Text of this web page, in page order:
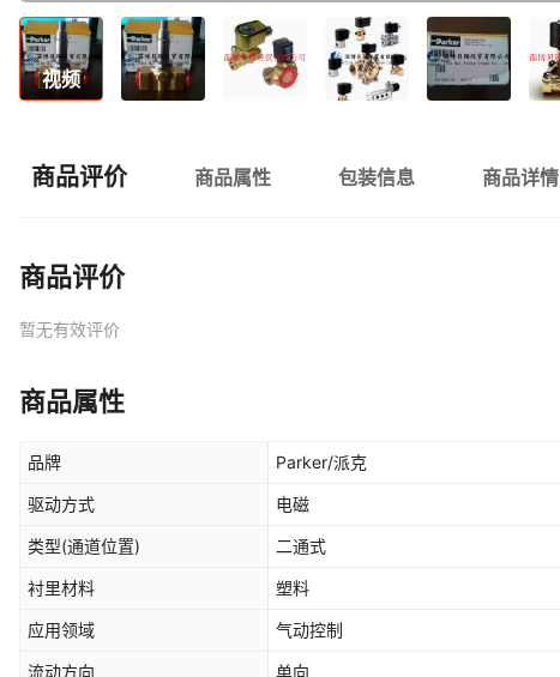
视频
商品评价 商品属性 包装信息 商品详情
商品评价
暂无有效评价
商品属性
品牌 Parker/派克
驱动方式 电磁
类型(通道位置) 二通式
衬里材料 塑料
应用领域 气动控制
流动方向 单向